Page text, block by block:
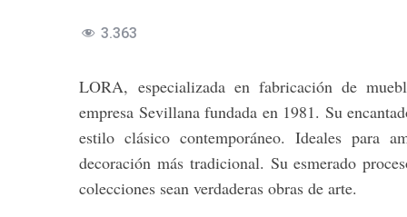
3.363
LORA, especializada en fabricación de
empresa Sevillana fundada en 1981. Su
estilo clásico contemporáneo. Ideales para
decoración más tradicional. Su esmerado
colecciones sean verdaderas obras de arte.